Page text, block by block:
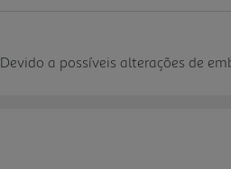
Devido a possíveis alterações de